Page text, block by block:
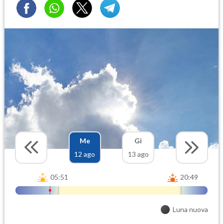
Me
12 ago
Gi
13 ago
05:51 20:49
Luna nuova